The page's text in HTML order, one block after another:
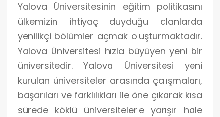
Yalova Üniversitesinin eğitim politikasını
ülkemizin ihtiyaç duyduğu alanlarda
yenilikçi bölümler açmak oluşturmaktadır.
Yalova Üniversitesi hızla büyüyen yeni bir
üniversitedir. Yalova Üniversitesi yeni
kurulan üniversiteler arasında çalışmaları,
başarıları ve farklılıkları ile öne çıkarak kısa
sürede köklü üniversitelerle yarışır hale